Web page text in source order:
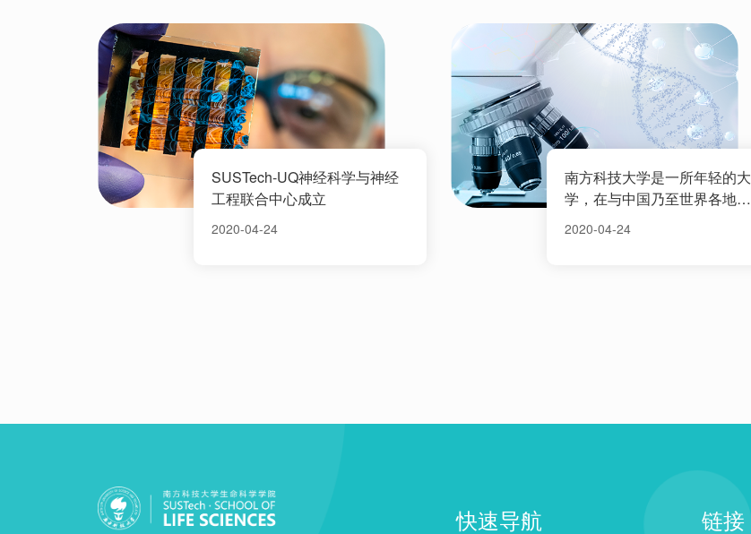
SUSTech-UQ神经科学与神经
工程联合中心成立
2020-04-24
南方科技大学是一所年轻的大
学，在与中国乃至世界各地的
机构建立长期合作伙伴关系方
2020-04-24
快速导航 链接